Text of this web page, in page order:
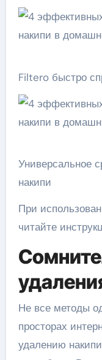
Filtero быстро
Универсальное
накипи
При
читайте
Не все методы
просторах
удалению